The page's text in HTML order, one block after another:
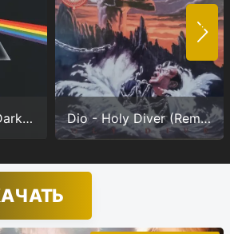
запоминать меня
ВОЙТИ
Регистрация
Pink Floyd - The Dark Side Of The Moon (Anniversary version) (24/192.0) Dio - Holy Diver (Remastered) (24/96.0)